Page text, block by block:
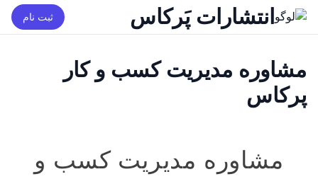
انتشارات پَرکاس ثبت نام
مشاوره مدیریت کسب و کار
پرکاس
مشاوره مدیریت کسب و